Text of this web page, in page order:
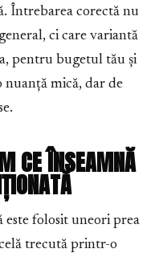
Întrebarea corectă nu
ci care variantă
pentru bugetul tău și
nuanță mică, dar de
CE ÎNSEAMNĂ
folosit uneori prea
trecută printr-o